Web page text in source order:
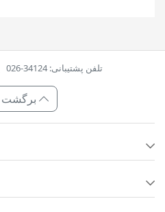
تلفن پشتیبانی: 34124-026